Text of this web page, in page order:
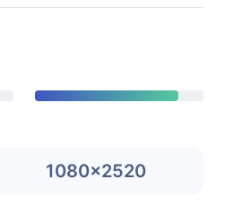
1080x2520